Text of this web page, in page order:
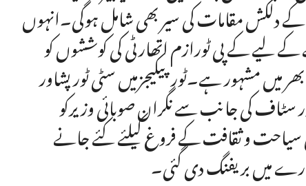
مقامات کی سیر بھی شامل ہوگی۔انہوں
کے پی ٹورازم اتھارٹی کی کوششوں کو
بھر میں مشہور ہے۔ٹورپیکیجزمیں سٹی ٹورپشاور
کی جانب سے نگران صوبائی وزیرکو
سیاحت و ثقافت کے فروغ کیلئے کئے جانے
میں بریفنگ دی گئی۔